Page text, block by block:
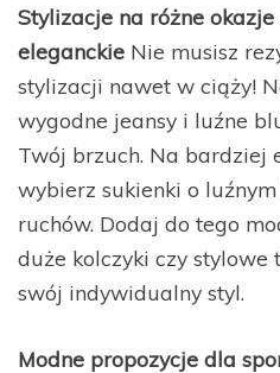
Stylizacje na różne
eleganckie Nie musisz
stylizacji nawet w ciąży!
wygodne jeansy i luźne
Twój brzuch. Na bardziej
wybierz sukienki o
ruchów. Dodaj do tego
duże kolczyki czy stylowe
swój indywidualny styl.
Modne propozycje dla